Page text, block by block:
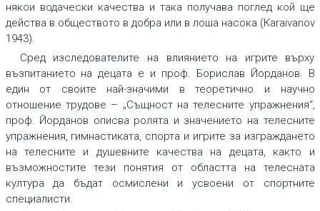
някои водачески качества и така получава поглед кой ще
действа в обществото в добра или в лоша насока (Кaraivanov
1943).
Сред изследователите на влиянието на игрите върху
възпитанието на децата е и проф. Борислав Йорданов. В
един от своите най-значими в теоретично и научно
отношение трудове – „Същност на телесните упражнения“,
проф. Йорданов описва ролята и значението на телесните
упражнения, гимнастиката, спорта и игрите за изграждането
на телесните и душевните качества на децата, както и
възможностите тези понятия от областта на телесната
култура да бъдат осмислени и усвоени от спортните
специалисти.